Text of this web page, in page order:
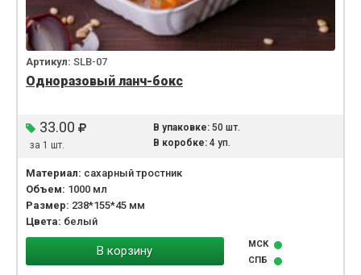
Артикул: SLB-07
Одноразовый ланч-бокс
33.00
за 1 шт.
В упаковке:50 шт.
В коробке:4 уп.
Материал: сахарный тростник
Объем: 1000 мл
Размер: 238*155*45 мм
Цвета: белый
В корзину
МСК
СПБ